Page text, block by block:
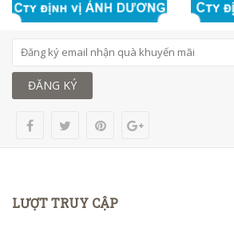
ĐĂNG KÝ
LƯỢT TRUY CẬP